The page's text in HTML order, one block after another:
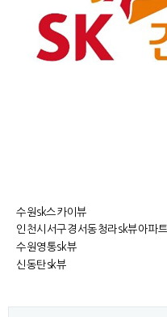
수원sk스카이뷰
인천시서구경서동청라sk뷰아파트
수원영통sk뷰
신동탄sk뷰